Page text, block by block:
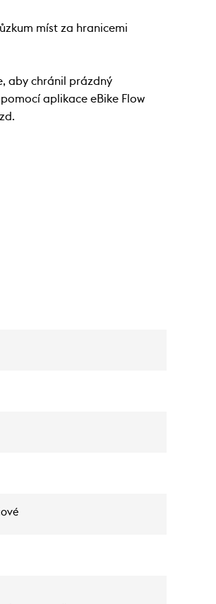
míst za hranicemi
aby chránil prázdný
aplikace eBike Flow